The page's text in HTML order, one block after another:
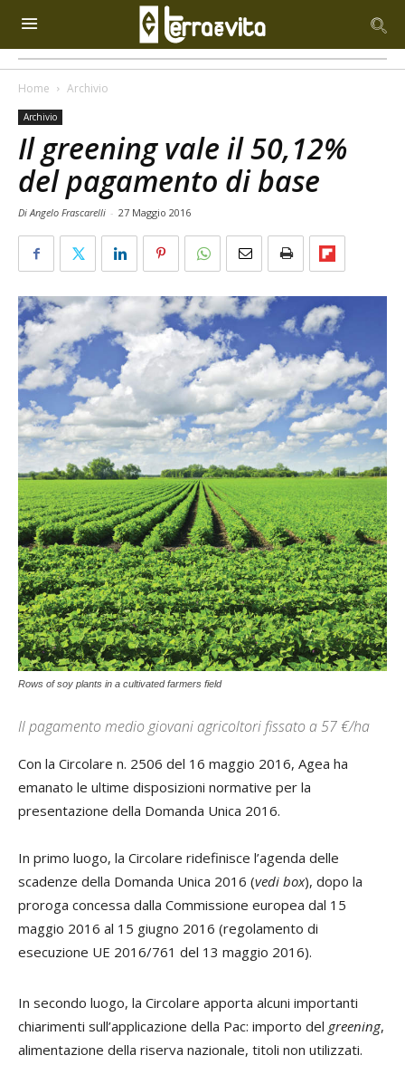
Home Archivio
Archivio
Il greening vale il 50,12%
del pagamento di base
Di Angelo Frascarelli - 27 Maggio 2016
Rows of soy plants in a cultivated farmers field
Il pagamento medio giovani agricoltori fissato a 57 €/ha
Con la Circolare n. 2506 del 16 maggio 2016, Agea ha
emanato le ultime disposizioni normative per la
presentazione della Domanda Unica 2016.
In primo luogo, la Circolare ridefinisce l’agenda delle
scadenze della Domanda Unica 2016 (vedi box), dopo la
proroga concessa dalla Commissione europea dal 15
maggio 2016 al 15 giugno 2016 (regolamento di
esecuzione UE 2016/761 del 13 maggio 2016).
In secondo luogo, la Circolare apporta alcuni importanti
chiarimenti sull’applicazione della Pac: importo del greening,
alimentazione della riserva nazionale, titoli non utilizzati.